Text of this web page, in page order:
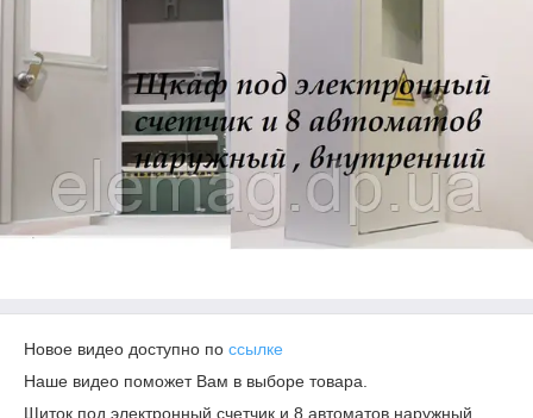
Новое видео доступно по ссылке
Наше видео поможет Вам в выборе товара.
Щиток под электронный счетчик и 8 автоматов наружный